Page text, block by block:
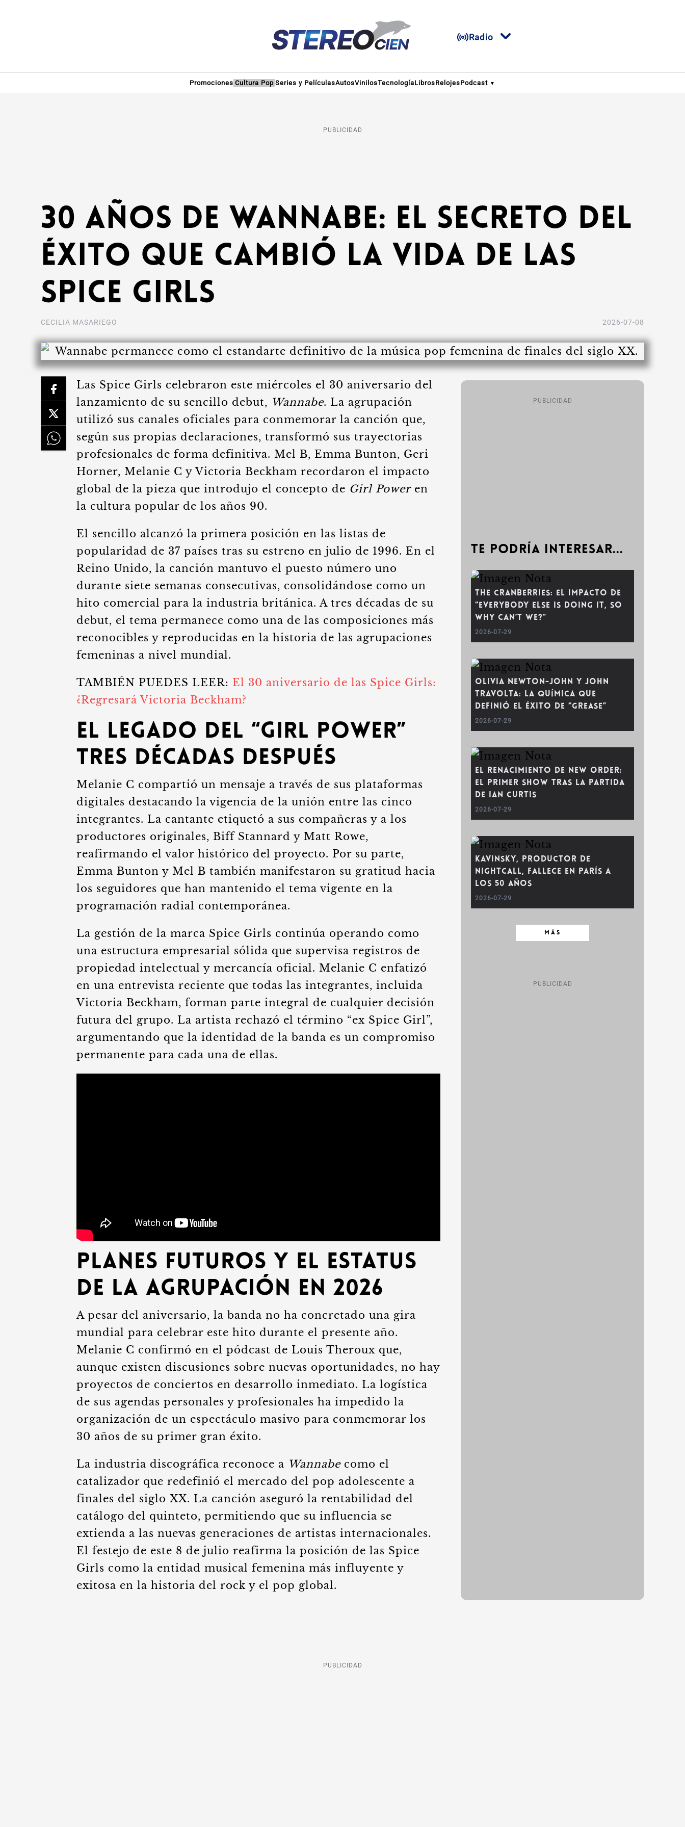
Radio
Promociones Cultura Pop Series y PelículasAutosVinilosTecnologíaLibrosRelojesPodcast
PUBLICIDAD
30 años de Wannabe: El secreto del
éxito que cambió la vida de las
Spice Girls
CECILIA MASARIEGO 2026-07-08
Las Spice Girls celebraron este miércoles el 30 aniversario del
lanzamiento de su sencillo debut, Wannabe. La agrupación
utilizó sus canales oficiales para conmemorar la canción que,
según sus propias declaraciones, transformó sus trayectorias
profesionales de forma definitiva. Mel B, Emma Bunton, Geri
Horner, Melanie C y Victoria Beckham recordaron el impacto
global de la pieza que introdujo el concepto de Girl Poweren
la cultura popular de los años 90.
El sencillo alcanzó la primera posición en las listas de
popularidad de 37 países tras su estreno en julio de 1996. En el
Reino Unido, la canción mantuvo el puesto número uno
durante siete semanas consecutivas, consolidándose como un
hito comercial para la industria británica. A tres décadas de su
debut, el tema permanece como una de las composiciones más
reconocibles y reproducidas en la historia de las agrupaciones
femeninas a nivel mundial.
TAMBIÉN PUEDES LEER: El 30 aniversario de las Spice Girls:
¿Regresará Victoria Beckham?
El legado del “Girl Power”
tres décadas después
Melanie C compartió un mensaje a través de sus plataformas
digitales destacando la vigencia de la unión entre las cinco
integrantes. La cantante etiquetó a sus compañeras y a los
productores originales, Biff Stannard y Matt Rowe,
reafirmando el valor histórico del proyecto. Por su parte,
Emma Bunton y Mel B también manifestaron su gratitud hacia
los seguidores que han mantenido el tema vigente en la
programación radial contemporánea.
La gestión de la marca Spice Girls continúa operando como
una estructura empresarial sólida que supervisa registros de
propiedad intelectual y mercancía oficial. Melanie C enfatizó
en una entrevista reciente que todas las integrantes, incluida
Victoria Beckham, forman parte integral de cualquier decisión
futura del grupo. La artista rechazó el término “ex Spice Girl”,
argumentando que la identidad de la banda es un compromiso
permanente para cada una de ellas.
Planes futuros y el estatus
de la agrupación en 2026
A pesar del aniversario, la banda no ha concretado una gira
mundial para celebrar este hito durante el presente año.
Melanie C confirmó en el pódcast de Louis Theroux que,
aunque existen discusiones sobre nuevas oportunidades, no hay
proyectos de conciertos en desarrollo inmediato. La logística
de sus agendas personales y profesionales ha impedido la
organización de un espectáculo masivo para conmemorar los
30 años de su primer gran éxito.
La industria discográfica reconoce a Wannabecomo el
catalizador que redefinió el mercado del pop adolescente a
finales del siglo XX. La canción aseguró la rentabilidad del
catálogo del quinteto, permitiendo que su influencia se
extienda a las nuevas generaciones de artistas internacionales.
El festejo de este 8 de julio reafirma la posición de las Spice
Girls como la entidad musical femenina más influyente y
exitosa en la historia del rock y el pop global.
PUBLICIDAD
Te podría interesar...
The Cranberries: El impacto de
“Everybody Else Is Doing It, So
Why Can’t We?”
2026-07-29
Olivia Newton-John y John
Travolta: La química que
definió el éxito de “Grease”
2026-07-29
El renacimiento de New Order:
El primer show tras la partida
de Ian Curtis
2026-07-29
Kavinsky, productor de
Nightcall, fallece en París a
los 50 años
2026-07-29
MÁS
PUBLICIDAD
PUBLICIDAD